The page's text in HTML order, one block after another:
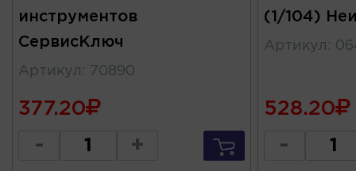
инструментов
СервисКлюч
Артикул : 70890
377.20
- +
(1/104)
Артикул :
528.20
-